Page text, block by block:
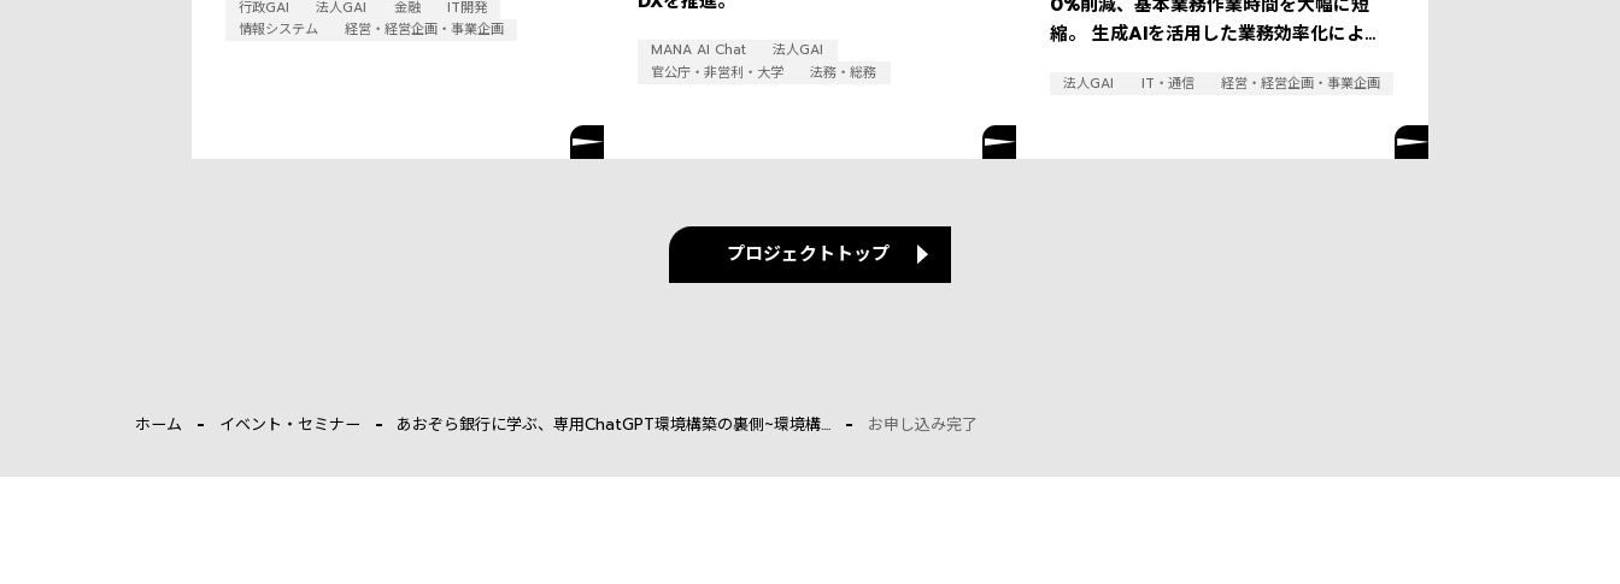
行政GAI 法人GAI 金融
IT開発
情報システム
経営・経営企画・事業企画
MANA AI Chat
法人GAI
官公庁・非営利・大学
法務・総務
0%削減、基本業務作業時間を大幅に短
縮。 生成AIを活用した業務効率化によ
法人GAI IT・通信 経営・経営企画・事業企画
プロジェクトトップ
ホーム イベント・セミナー あおぞら銀行に学ぶ、専用ChatGPT環境構築の裏側~環境構.... お申し込み完了